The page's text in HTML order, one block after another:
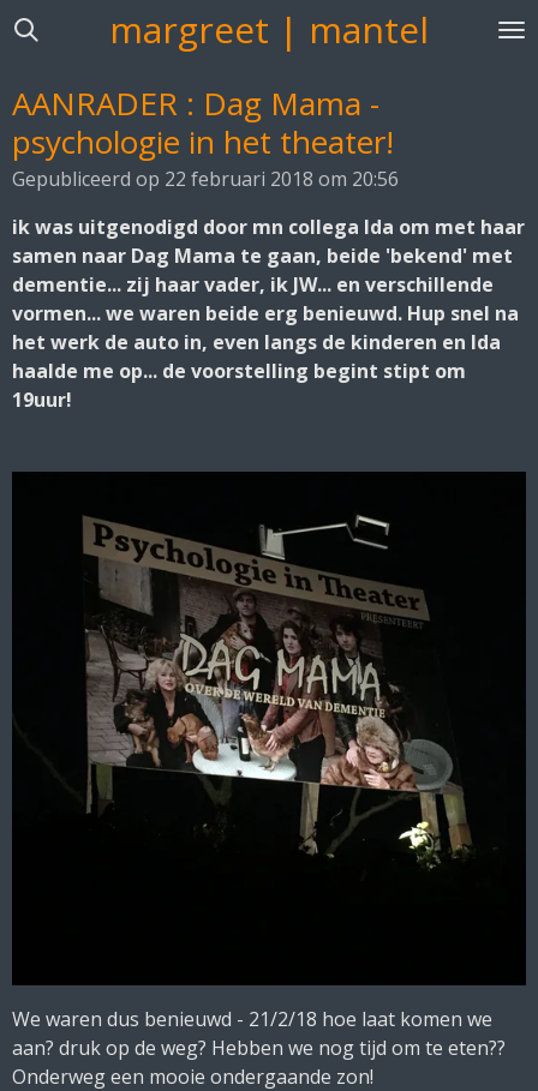
Ga
de
hoofdinhoud
margreet | mantel
AANRADER : Dag Mama -
psychologie in het theater!
Gepubliceerd op 22 februari 2018 om 20:56
ik was uitgenodigd door mn collega Ida om met haar
samen naar Dag Mama te gaan, beide 'bekend' met
dementie... zij haar vader, ik JW... en verschillende
vormen... we waren beide erg benieuwd. Hup snel na
het werk de auto in, even langs de kinderen en Ida
haalde me op... de voorstelling begint stipt om
19uur!
We waren dus benieuwd - 21/2/18 hoe laat komen we
aan? druk op de weg? Hebben we nog tijd om te eten??
Onderweg een mooie ondergaande zon!